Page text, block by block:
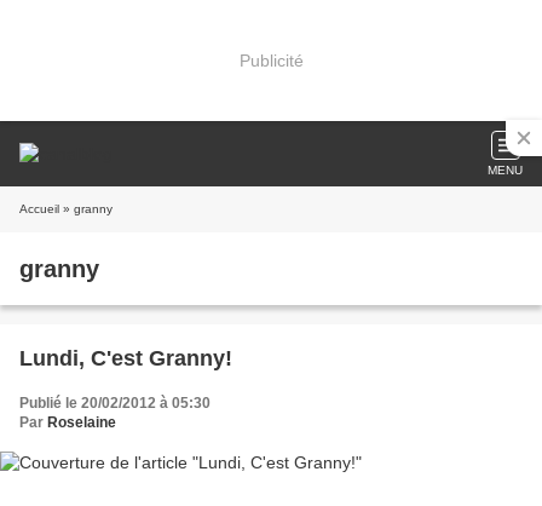
Publicité
MENU
Accueil » granny
granny
Lundi, C'est Granny!
Publié le 20/02/2012 à 05:30
Par Roselaine